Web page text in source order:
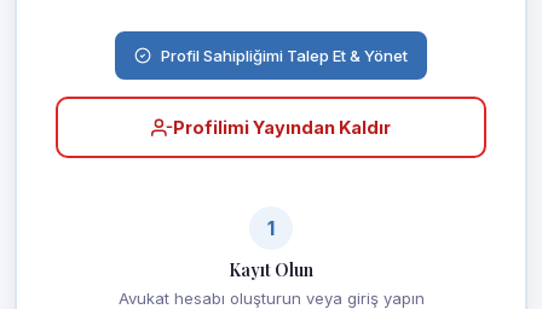
Profil Sahipliğimi Talep Et & Yönet
Profilimi Yayından Kaldır
1
Kayıt Olun
Avukat hesabı oluşturun veya giriş yapın